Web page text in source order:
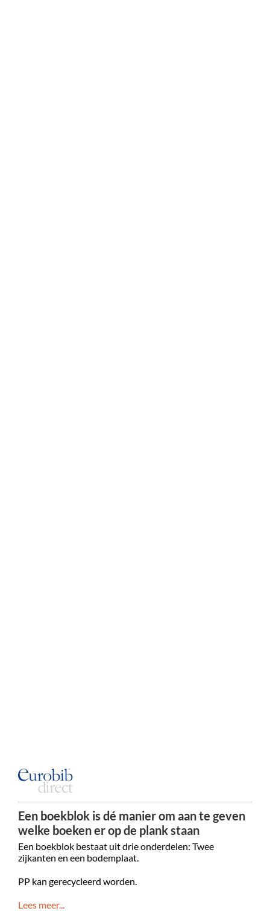
Een boekblok is dé manier om aan te geven
welke boeken er op de plank staan
Een boekblok bestaat uit drie onderdelen: Twee
zijkanten en een bodemplaat.
PP kan gerecycleerd worden.
Lees meer...